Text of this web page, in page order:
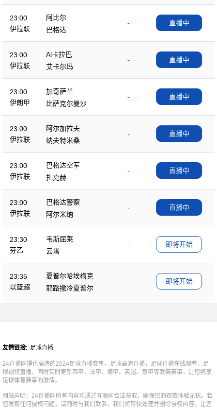
23:00
伊拉联
阿比尔
-
巴格达
直播中
23:00
伊拉联
Al卡拉巴
-
艾卡尔玛
直播中
23:00
伊朗甲
加奇萨兰
-
比萨克尔曼沙
直播中
23:00
伊拉联
阿尔加拉夫
-
纳夫特米桑
直播中
23:00
伊拉联
巴格达空军
-
扎克赫
直播中
23:00
伊拉联
巴格达警察
-
阿尔米纳
直播中
23:30
芬乙
韦斯屈莱
-
云塔
即将开始
23:35
以篮超
夏普尔哈埃梅克
-
耶路撒冷夏普尔
即将开始
友情链接: 足球直播
24直播网提供高清的2024足球直播赛事，足球高清直播，足球直播在线观看，足
球视频直播，同时实时更新西甲、法甲、德甲、英超、意甲等联赛赛事，让您畅享
足球体育赛事的激情。
网站声明：24直播网所有内容均通过互联网合法获取，确保您的观赛体验无忧。若
您发现任何侵权问题，请随时与我们联系，我们将尽快处理并删除侵权内容，让您